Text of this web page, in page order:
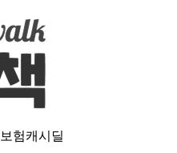
보험캐시딜